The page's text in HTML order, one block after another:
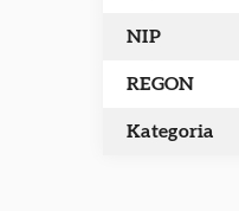
NIP
REGON
Kategoria